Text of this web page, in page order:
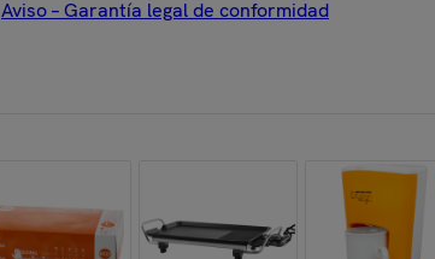
Aviso – Garantía legal de conformidad